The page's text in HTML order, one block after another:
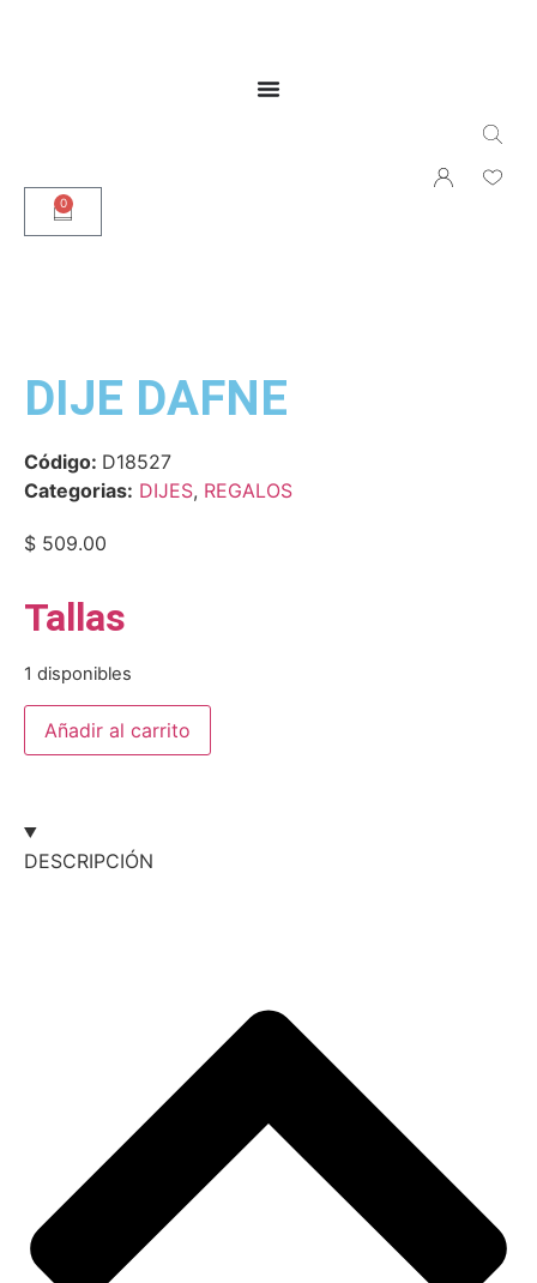
0
DIJE DAFNE
Código: D18527
Categorias: DIJES, REGALOS
$ 509.00
Tallas
1 disponibles
Añadir al carrito
DESCRIPCIÓN